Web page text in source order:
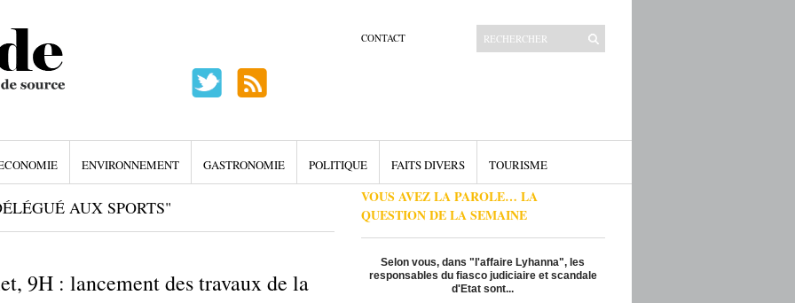
CONTACT
ENVIRONNEMENT GASTRONOMIE POLITIQUE FAITS DIVERS TOURISME
AUX SPORTS"
9H : lancement des travaux de la
VOUS AVEZ LA PAROLE… LA
QUESTION DE LA SEMAINE
Selon vous, dans "l'affaire Lyhanna", les
responsables du fiasco judiciaire et scandale
d'Etat sont...